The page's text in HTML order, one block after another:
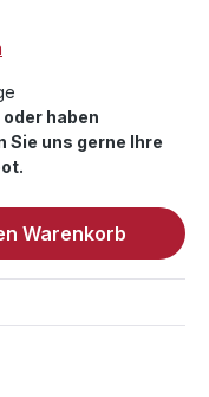
haben
Sie uns gerne Ihre
Warenkorb